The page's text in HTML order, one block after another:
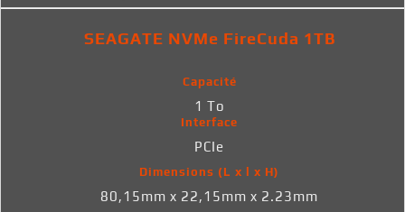
SEAGATE NVMe FireCuda 1TB
Capacité
1 To
Interface
PCIe
Dimensions (L x l x H)
80,15mm x 22,15mm x 2.23mm